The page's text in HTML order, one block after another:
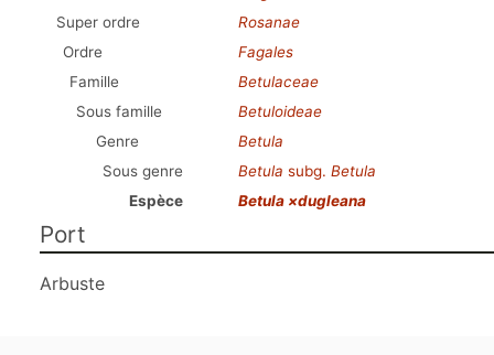
Super ordre
Rosanae
Ordre
Fagales
Famille
Betulaceae
Sous famille
Betuloideae
Genre
Betula
Sous genre
Betula subg. Betula
Espèce
Betula ×dugleana
Port
Arbuste